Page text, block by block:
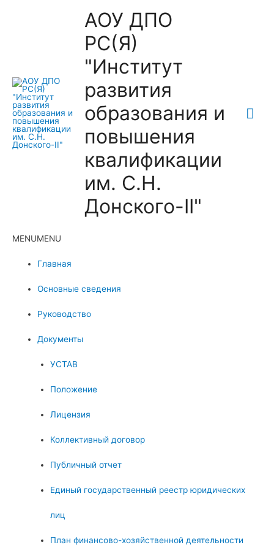
АОУ ДПО
РС(Я)
"Институт
развития
образования и
повышения
квалификации
им. С.Н.
Донского-II"
MENUMENU
Главная
Основные сведения
Руководство
Документы
УСТАВ
Положение
Лицензия
Коллективный договор
Публичный отчет
Единый государственный реестр юридических
лиц
План финансово-хозяйственной деятельности